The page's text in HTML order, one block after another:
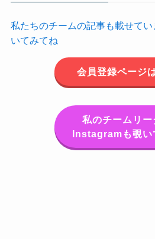
私たちのチームの記事も載せて
いてみてね
会員登録ページ
私のチームリー
Instagramも覗い